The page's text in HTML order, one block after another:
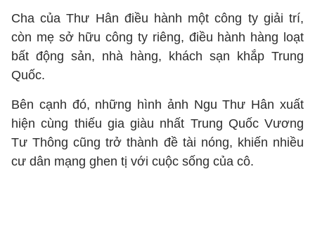
Cha của Thư Hân điều hành một công ty giải trí,
còn mẹ sở hữu công ty riêng, điều hành hàng loạt
bất động sản, nhà hàng, khách sạn khắp Trung
Quốc.
Bên cạnh đó, những hình ảnh Ngu Thư Hân xuất
hiện cùng thiếu gia giàu nhất Trung Quốc Vương
Tư Thông cũng trở thành đề tài nóng, khiến nhiều
cư dân mạng ghen tị với cuộc sống của cô.